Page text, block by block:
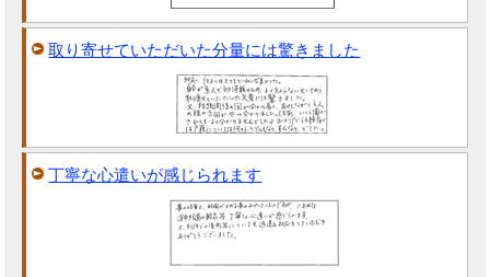
取り寄せていただいた分量には驚きました
丁寧な心遣いが感じられます